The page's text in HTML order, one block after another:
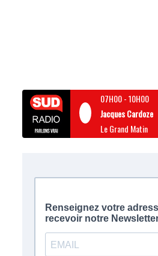
07H00-10H00
Jacques Cardoze
Le Grand Matin